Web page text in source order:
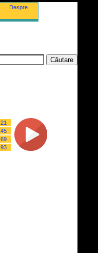
Despre
21
45
69
93